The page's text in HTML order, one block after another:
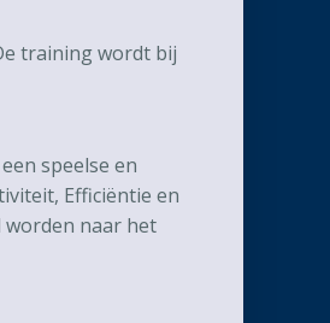
training wordt bij
speelse en
Efficiëntie en
worden naar het